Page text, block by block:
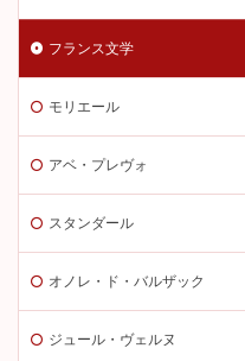
フランス文学
モリエール
アベ・プレヴォ
スタンダール
オノレ・ド・バルザック
ジュール・ヴェルヌ